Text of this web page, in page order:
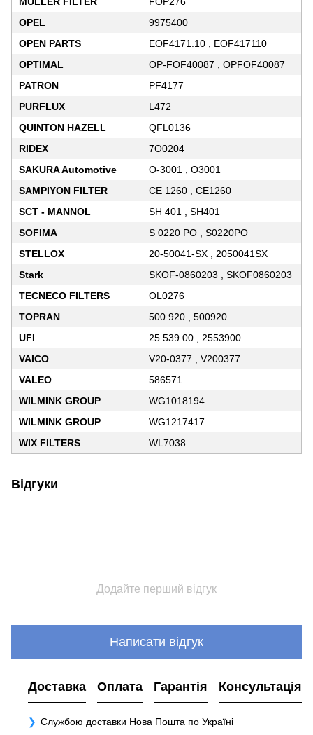
OPEL
9975400
OPEN PARTS
EOF4171.10 , EOF417110
OPTIMAL
OP-FOF40087 , OPFOF40087
PATRON
PF4177
PURFLUX
L472
QUINTON HAZELL
QFL0136
RIDEX
7O0204
SAKURA Automotive
O-3001 , O3001
SAMPIYON FILTER
CE 1260 , CE1260
SCT - MANNOL
SH 401 , SH401
SOFIMA
S 0220 PO , S0220PO
STELLOX
20-50041-SX , 2050041SX
Stark
SKOF-0860203 , SKOF0860203
TECNECO FILTERS
OL0276
TOPRAN
500 920 , 500920
UFI
25.539.00 , 2553900
VAICO
V20-0377 , V200377
VALEO
586571
WILMINK GROUP
WG1018194
WILMINK GROUP
WG1217417
WIX FILTERS
WL7038
Відгуки
Додайте перший відгук
Написати відгук
Доставка Оплата Гарантія Консультація
Службою доставки Нова Пошта по Україні